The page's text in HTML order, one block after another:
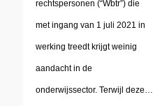
rechtspersonen (“Wbtr”) die
met ingang van 1 juli 2021 in
werking treedt krijgt weinig
aandacht in de
onderwijssector. Terwijl deze…